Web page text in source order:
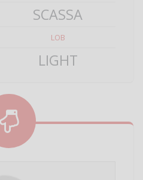
SCASSA
LOB
LIGHT